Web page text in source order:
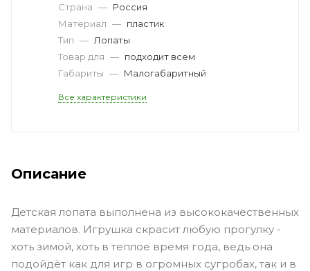
Страна — Россия
Материал — пластик
Тип — Лопаты
Товар для — подходит всем
Габариты — Малогабаритный
Все характеристики
Описание
Детская лопата выполнена из высококачественных
материалов. Игрушка скрасит любую прогулку -
хоть зимой, хоть в теплое время года, ведь она
подойдёт как для игр в огромных сугробах, так и в